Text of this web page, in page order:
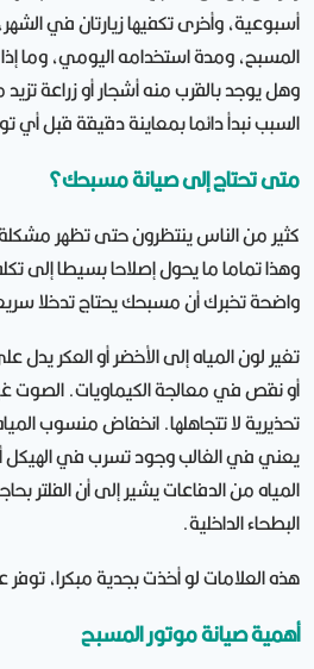
أسبوعية، وأخرى تكفيها زيارتان في
المسبح، ومدة استخدامه اليومي،
وهل يوجد بالقرب منه أشجار أو زراعة تزيد
السبب نبدأ دائما بمعاينة دقيقة قبل أي
متى تحتاج إلى صيانة مسبحك؟
كثير من الناس ينتظرون حتى تظهر مشكلة
وهذا تماما ما يحول إصلاحا بسيطا إلى
واضحة تخبرك أن مسبحك يحتاج تدخلا
تغير لون المياه إلى الأخضر أو العكر
أو نقص في معالجة الكيماويات. الصوت
تحذيرية لا تتجاهلها. انخفاض منسوب
يعني في الغالب وجود تسرب في
المياه من الدفاعات يشير إلى أن الفلتر
البطحاء الداخلية.
هذه العلامات لو أخذت بجدية مبكرا، توفر
أهمية صيانة موتور المسبح